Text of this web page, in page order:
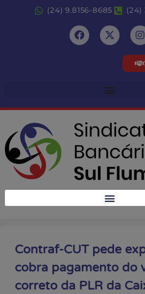
(24) 9.8156-8685 (24)
Contraf-CUT pede
cobra pagamento do
correto da PLR da